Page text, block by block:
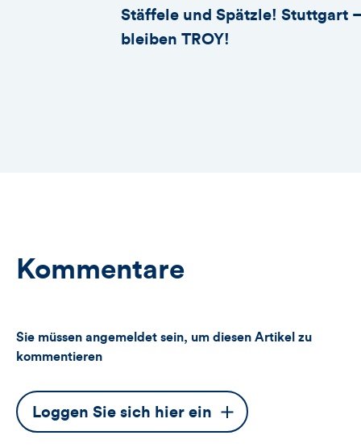
Stäffele und Spätzle! Stuttgart
bleiben TROY!
Kommentare
Sie müssen angemeldet sein, um diesen Artikel zu
kommentieren
Dieser
Button
Loggen Sie sich hier ein